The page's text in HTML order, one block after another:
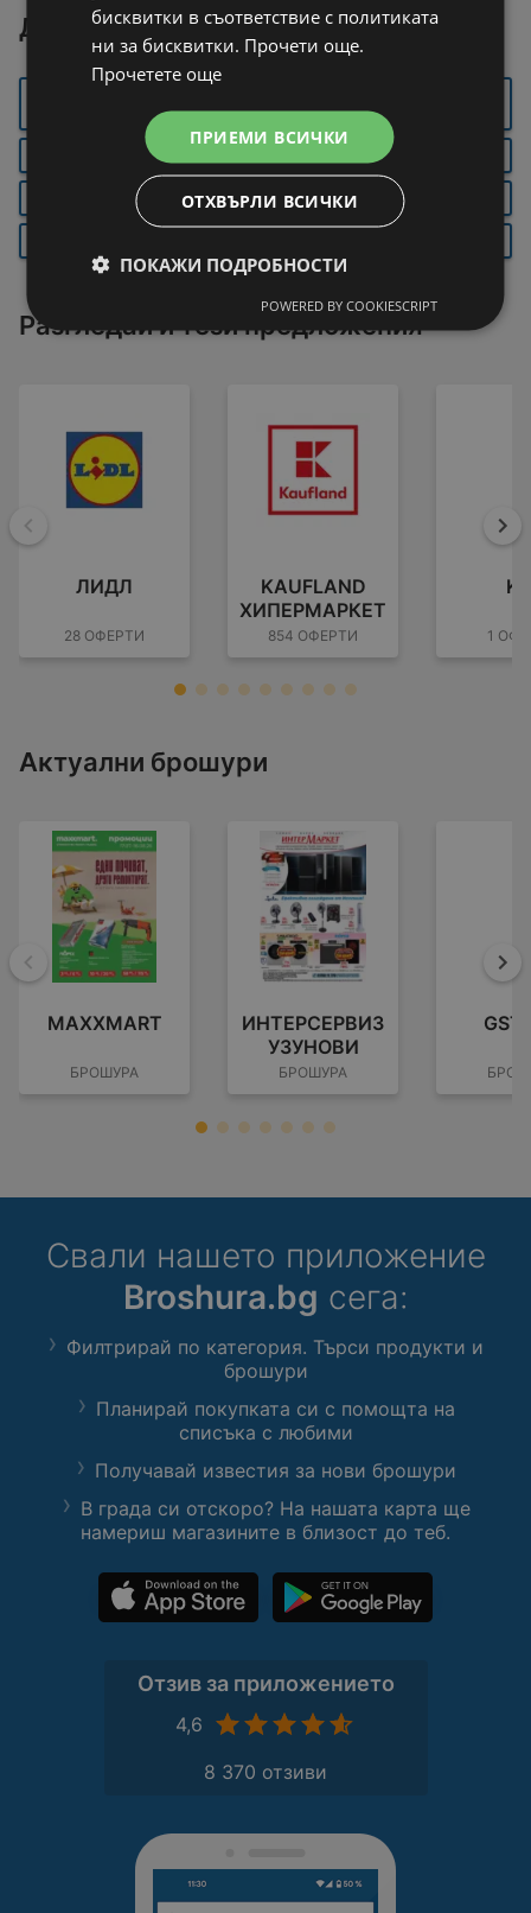
Други градове около Бяла
ОРЯХОВИЦА
ВЕЛИКО ТЪРНОВО
СЕВЛИЕВО ГАБРОВО
Разгледай и тези предложения
Назад
ЛИДЛ
28 ОФЕРТИ
KAUFLAND
ХИПЕРМАРКЕТ
854 ОФЕРТИ 1
Актуални брошури
Назад
MAXXMART
БРОШУРА
ИНТЕРСЕРВИЗ
УЗУНОВИ
БРОШУРА
Свали нашето приложение
Broshura.bg сега:
Филтрирай по категория. Търси продукти и
брошури
Планирай покупката си с помощта на
списъка с любими
Получавай известия за нови брошури
В града си отскоро? На нашата карта ще
намериш магазините в близост до теб.
Отзив за приложението
4,6
8 370 отзиви
бисквитки в съответствие с политиката
ни за бисквитки. Прочети още.
Прочетете още
ПРИЕМИ ВСИЧКИ
ОТХВЪРЛИ ВСИЧКИ
ПОКАЖИ ПОДРОБНОСТИ
POWERED BY COOKIESCRIPT